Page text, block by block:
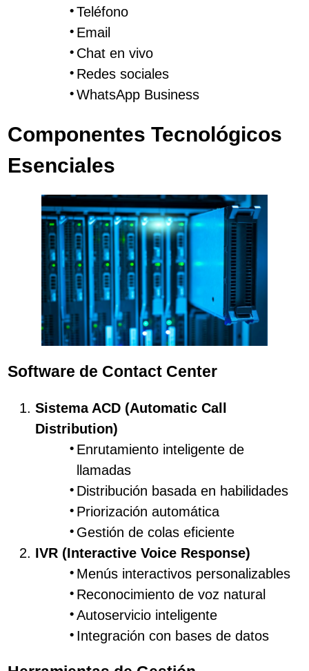
Teléfono
Email
Chat en vivo
Redes sociales
WhatsApp Business
Componentes Tecnológicos
Esenciales
Software de Contact Center
Sistema ACD (Automatic Call
Distribution)
Enrutamiento inteligente de
llamadas
Distribución basada en habilidades
Priorización automática
Gestión de colas eficiente
IVR (Interactive Voice Response)
Menús interactivos personalizables
Reconocimiento de voz natural
Autoservicio inteligente
Integración con bases de datos